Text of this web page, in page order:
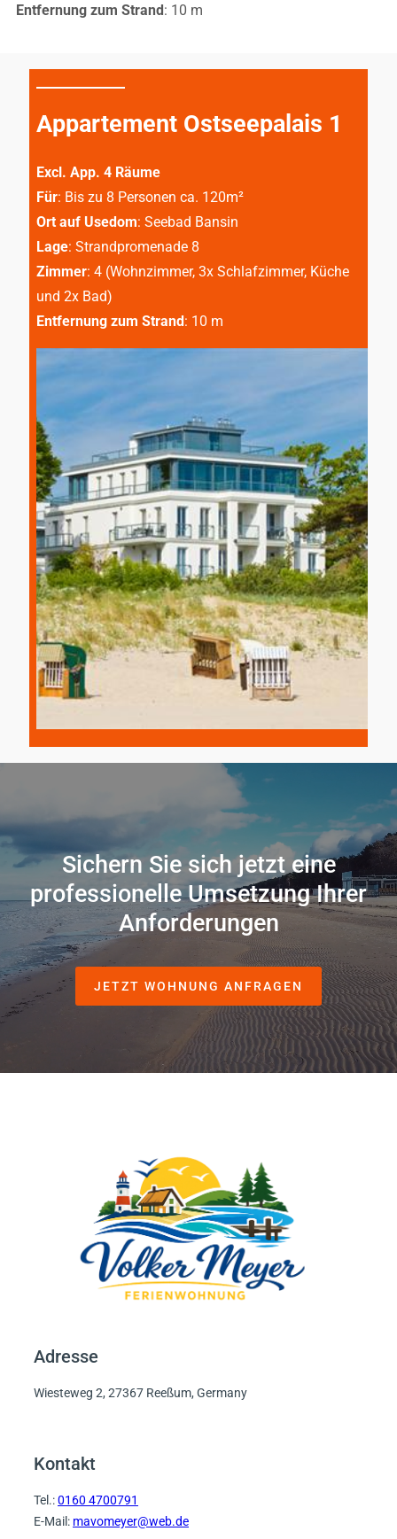
Entfernung zum Strand: 10 m
Appartement Ostseepalais 1
Excl. App. 4 Räume
Für: Bis zu 8 Personen ca. 120m²
Ort auf Usedom: Seebad Bansin
Lage: Strandpromenade 8
Zimmer: 4 (Wohnzimmer, 3x Schlafzimmer, Küche
und 2x Bad)
Entfernung zum Strand: 10 m
Sichern Sie sich jetzt eine
professionelle Umsetzung Ihrer
Anforderungen
JETZT WOHNUNG ANFRAGEN
Adresse
Wiesteweg 2, 27367 Reeßum, Germany
Kontakt
Tel.:0160 4700791
E-Mail: mavomeyer@web.de